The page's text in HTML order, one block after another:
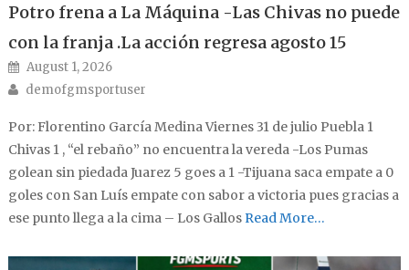
Potro frena a La Máquina -Las Chivas no puede
con la franja .La acción regresa agosto 15
Posted on
August 1, 2026
Author
demofgmsportuser
Por: Florentino García Medina Viernes 31 de julio Puebla 1
Chivas 1 , “el rebaño” no encuentra la vereda -Los Pumas
golean sin piedada Juarez 5 goes a 1 -Tijuana saca empate a 0
goles con San Luís empate con sabor a victoria pues gracias a
ese punto llega a la cima – Los GallosRead More…